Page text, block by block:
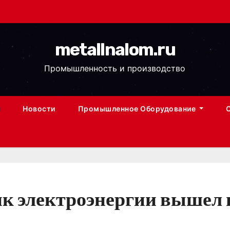
metallnalom.ru
Промышленность и производство
Новости Промышленное Оборудование
электроэнергии вышел